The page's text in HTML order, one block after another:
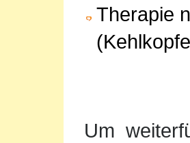
Therapie
Um